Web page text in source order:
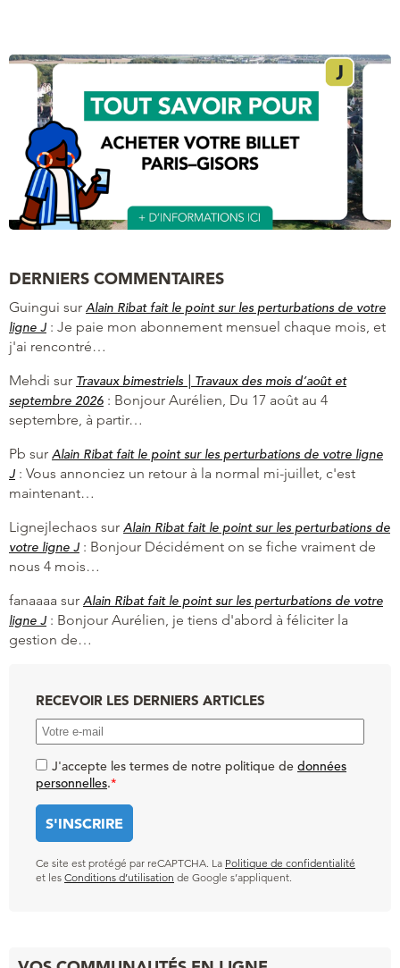
DERNIERS COMMENTAIRES
Guingui sur Alain Ribat fait le point sur les perturbations de votre
ligne J : Je paie mon abonnement mensuel chaque mois, et
j'ai rencontré…
Mehdi sur Travaux bimestriels | Travaux des mois d’août et
septembre 2026 : Bonjour Aurélien, Du 17 août au 4
septembre, à partir…
Pb sur Alain Ribat fait le point sur les perturbations de votre ligne
J : Vous annonciez un retour à la normal mi-juillet, c'est
maintenant…
Lignejlechaos sur Alain Ribat fait le point sur les perturbations de
votre ligne J : Bonjour Décidément on se fiche vraiment de
nous 4 mois…
fanaaaa sur Alain Ribat fait le point sur les perturbations de votre
ligne J : Bonjour Aurélien, je tiens d'abord à féliciter la
gestion de…
RECEVOIR LES DERNIERS ARTICLES
J'accepte les termes de notre politique de données
personnelles.*
Ce site est protégé par reCAPTCHA. La Politique de confidentialité
et les Conditions d’utilisation de Google s’appliquent.